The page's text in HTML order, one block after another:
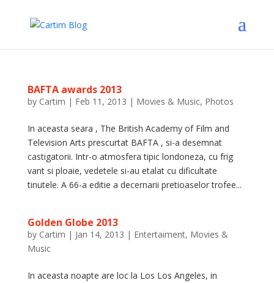
BAFTA awards 2013
by Cartim | Feb 11, 2013 | Movies & Music, Photos
In aceasta seara , The British Academy of Film and
Television Arts prescurtat BAFTA , si-a desemnat
castigatorii. Intr-o atmosfera tipic londoneza, cu frig
vant si ploaie, vedetele si-au etalat cu dificultate
tinutele. A 66-a editie a decernarii pretioaselor trofee...
Golden Globe 2013
by Cartim | Jan 14, 2013 | Entertaiment, Movies &
Music
In aceasta noapte are loc la Los Los Angeles, in